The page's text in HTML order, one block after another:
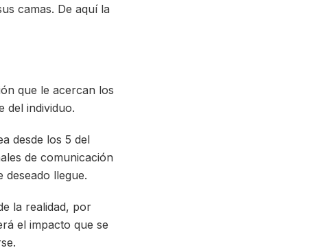
camas. De aquí la
que le acercan los
del individuo.
desde los 5 del
de comunicación
deseado llegue.
la realidad, por
el impacto que se